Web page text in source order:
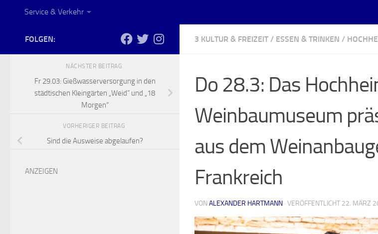
Service & Verkehr
3 KULTUR & FREIZEIT / ESSEN & TRINKEN /
Do 28.3: Das
Weinbaumuseum
aus dem
Frankreich
VON ALEXANDER HARTMANN · VERÖFFENTLICHT 22. MÄRZ
FOLGEN:
NÄCHSTER BEITRAG
Fr 29.03: Gießwasserversorgung in den
städtischen Kleingärten „Weid“ und „18
Morgen“
VORHERIGER BEITRAG
Sind die Ausweise abgelaufen?
ANZEIGEN